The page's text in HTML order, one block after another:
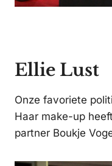
Ellie Lust
Onze favoriete
Haar make-up
partner Boukje